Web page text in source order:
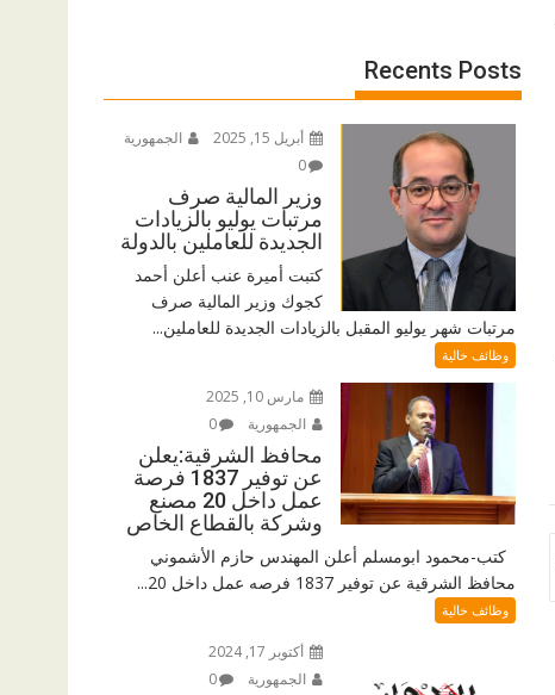
Recents Posts
أبريل 15, 2025
الجمهورية
0
وزير المالية صرف
مرتبات يوليو بالزيادات
الجديدة للعاملين بالدولة
كتبت أميرة عنب أعلن أحمد
كجوك وزير المالية صرف
مرتبات شهر يوليو المقبل بالزيادات الجديدة للعاملين...
وظائف خالية
مارس 10, 2025
الجمهورية
0
محافظ الشرقية:يعلن
عن توفير 1837 فرصة
عمل داخل 20 مصنع
وشركة بالقطاع الخاص
كتب-محمود ابومسلم أعلن المهندس حازم الأشموني
محافظ الشرقية عن توفير 1837 فرصه عمل داخل 20...
وظائف خالية
أكتوبر 17, 2024
الجمهورية
0